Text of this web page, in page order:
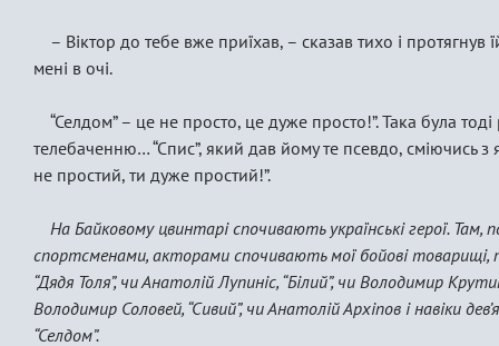
– Віктор до тебе вже приїхав, – сказав тихо і протягнув
мені в очі.
“Селдом” – це не просто, це дуже просто!”. Така була
телебаченню… “Спис”, який дав йому те псевдо, сміючись з
не простий, ти дуже простий!”.
На Байковому цвинтарі спочивають українські герої. Там,
спортсменами, акторами спочивають мої бойові товарищі,
“Дядя Толя”, чи Анатолій Лупиніс, “Білий”, чи Володимир
Володимир Соловей, “Сивий”, чи Анатолій Архіпов і навіки
“Селдом”.